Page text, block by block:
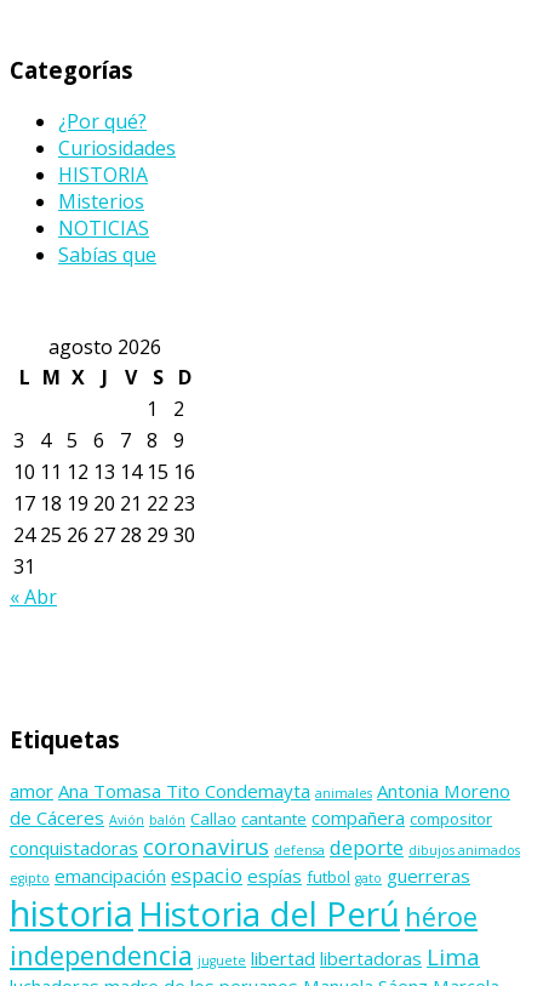
Categorías
¿Por qué?
Curiosidades
HISTORIA
Misterios
NOTICIAS
Sabías que
agosto 2026
L M X J V S
D
1
2
3
4 5 6 7 8
9
10 11 12 13 14 15 16
17 18 19 20 21 22 23
24 25 26 27 28 29 30
31
« Abr
Etiquetas
amor Ana Tomasa Tito Condemayta animales Antonia Moreno
de Cáceres Avión balón Callao cantante compañera compositor
conquistadoras coronavirus defensa deporte dibujos animados
egipto emancipación espacio espías futbol gato guerreras
historia Historia del Perú héroe
independencia juguete libertad libertadoras Lima